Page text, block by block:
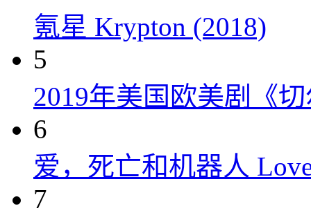
氪星 Krypton (2018)
5
2019年美国欧美剧《
6
爱，死亡和机器人
7